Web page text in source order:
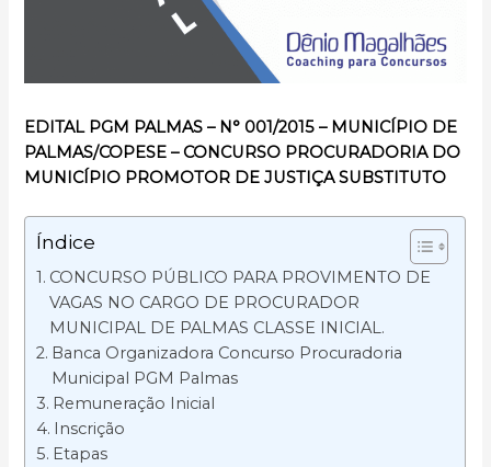
EDITAL PGM PALMAS – N° 001/2015 – MUNICÍPIO DE
PALMAS/COPESE – CONCURSO PROCURADORIA DO
MUNICÍPIO PROMOTOR DE JUSTIÇA SUBSTITUTO
Índice
CONCURSO PÚBLICO PARA PROVIMENTO DE
VAGAS NO CARGO DE PROCURADOR
MUNICIPAL DE PALMAS CLASSE INICIAL.
Banca Organizadora Concurso Procuradoria
Municipal PGM Palmas
Remuneração Inicial
Inscrição
Etapas